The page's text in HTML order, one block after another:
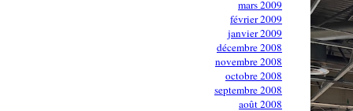
mars 2009
février 2009
janvier 2009
décembre 2008
novembre 2008
octobre 2008
septembre 2008
août 2008